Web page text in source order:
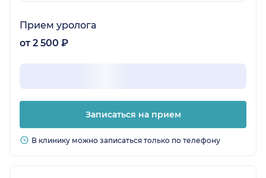
Прием уролога
от 2 500 ₽
Записаться на прием
В клинику можно записаться только по телефону